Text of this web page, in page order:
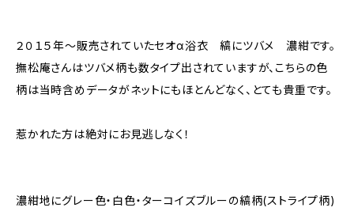
２０１５年〜販売されていたセオα浴衣 縞にツバメ 濃紺です。
撫松庵さんはツバメ柄も数タイプ出されていますが、こちらの色
柄は当時含めデータがネットにもほとんどなく、とても貴重です。
惹かれた方は絶対にお見逃しなく！
濃紺地にグレー色・白色・ターコイズブルーの縞柄(ストライプ柄)